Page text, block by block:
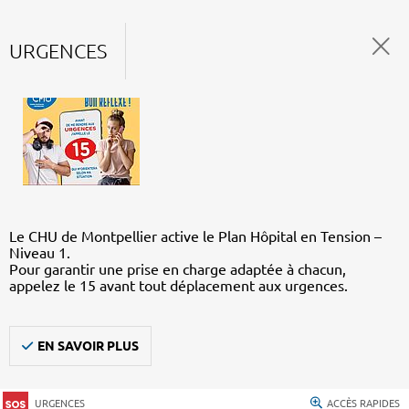
URGENCES
Le CHU de Montpellier active le Plan Hôpital en Tension –
Niveau 1.
Pour garantir une prise en charge adaptée à chacun,
appelez le 15 avant tout déplacement aux urgences.
EN SAVOIR PLUS
URGENCES ACCÈS RAPIDES